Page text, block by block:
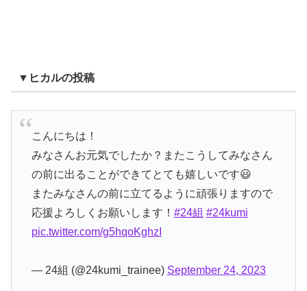
▼ヒカルの投稿
こんにちは！
みなさんお元気でしたか？またこうしてみなさん
の前に出ることができてとても嬉しいです😃
またみなさんの前に立てるように頑張りますので
応援よろしくお願いします！ #24組 #24kumi
pic.twitter.com/g5hqoKghzI
— 24組 (@24kumi_trainee) September 24, 2023